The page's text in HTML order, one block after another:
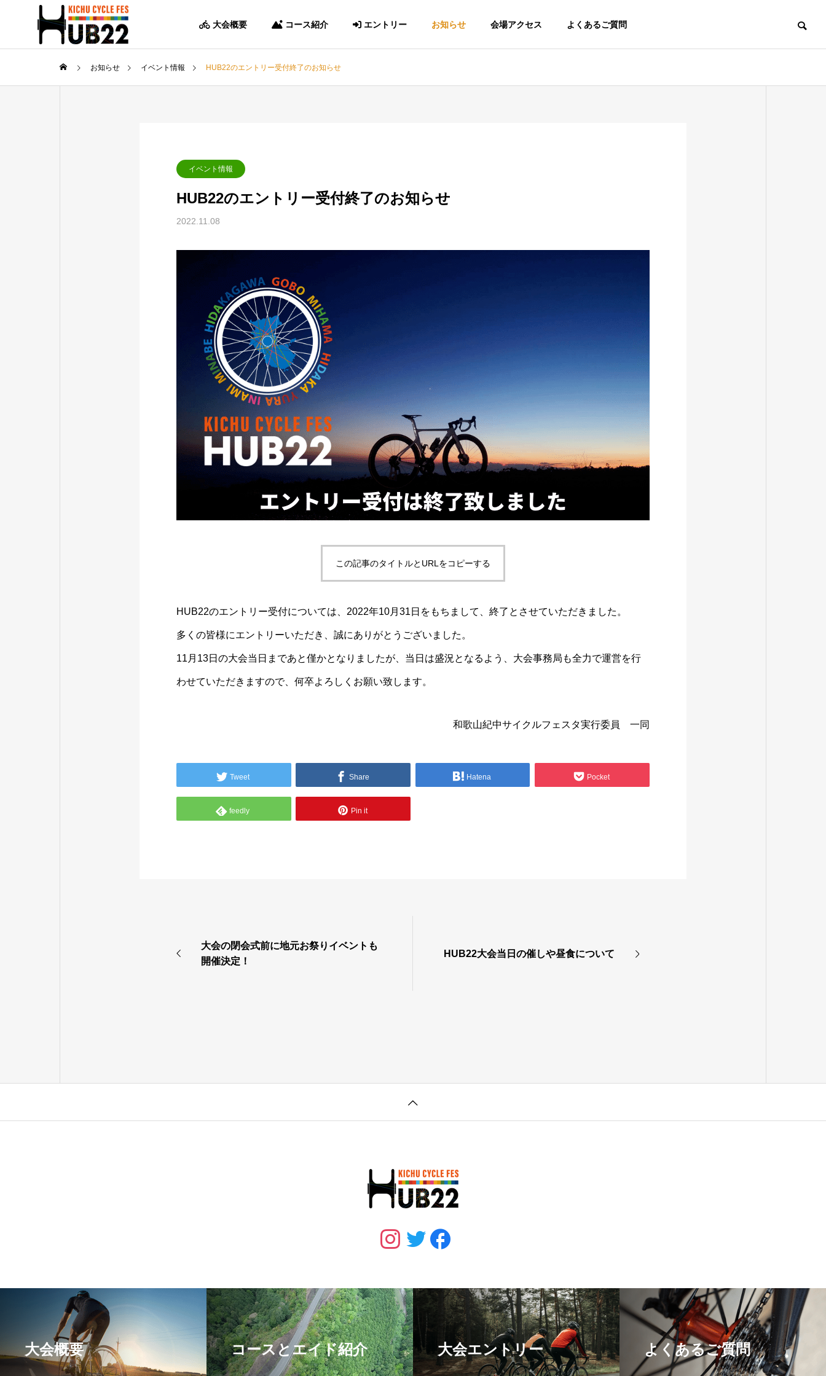
大会概要 コース紹介 エントリー お知らせ 会場アクセス よくあるご質問
お知らせ イベント情報 HUB22のエントリー受付終了のお知らせ
イベント情報
HUB22のエントリー受付終了のお知らせ
2022.11.08
この記事のタイトルとURLをコピーする
HUB22のエントリー受付については、2022年10月31日をもちまして、終了とさせていただきました。
多くの皆様にエントリーいただき、誠にありがとうございました。
11月13日の大会当日まであと僅かとなりましたが、当日は盛況となるよう、大会事務局も全力で運営を行
わせていただきますので、何卒よろしくお願い致します。
和歌山紀中サイクルフェスタ実行委員 一同
Tweet Share Hatena Pocket
feedly Pin it
大会の閉会式前に地元お祭りイベントも
開催決定！
HUB22大会当日の催しや昼食について
大会概要 コースとエイド紹介 大会エントリー よくあるご質問